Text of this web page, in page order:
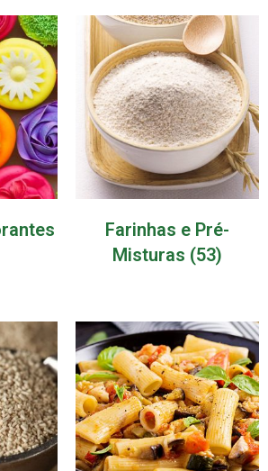
Farinhas e Pré-
Misturas (53)